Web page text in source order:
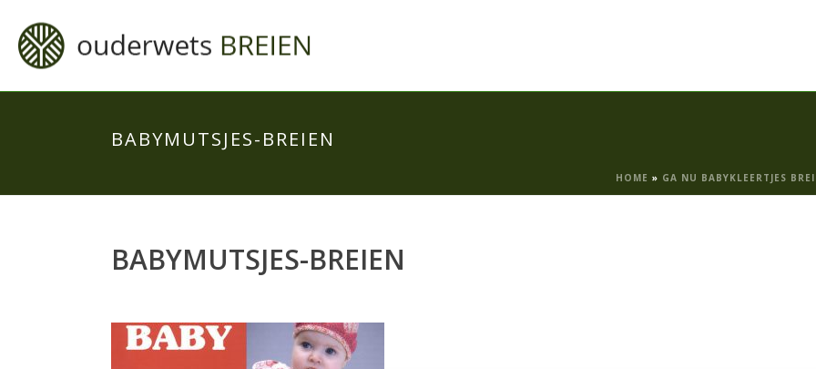
BABYMUTSJES-BREIEN
HOME » GA NU BABYKLEERTJES
BABYMUTSJES-BREIEN